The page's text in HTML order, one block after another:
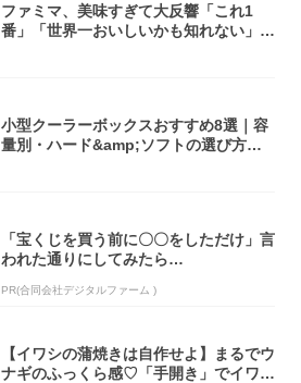
ファミマ、美味すぎて大反響「これ1
番」「世界一おいしいかも知れない」
小型クーラーボックスおすすめ8選｜容
量別・ハード&amp;ソフトの選び方【2
「宝くじを買う前に〇〇をしただけ」言
われた通りにしてみたら…
PR(合同会社デジタルファーム )
【イワシの蒲焼きは自作せよ】まるでウ
ナギのふっくら感♡「手開き」でイワシ